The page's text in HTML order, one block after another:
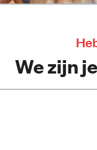
We zijn